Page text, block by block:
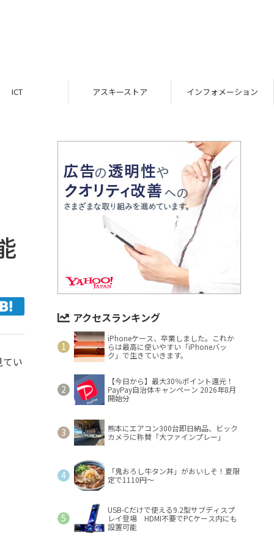
ICT アスキーストア インフォメーション
い
アクセスランキング
iPhoneケース、卒業しました。これか
らは最高に使いやすい「iPhoneバッ
ク」で生きていきます。
【今日から】最大30％ポイント還元！
PayPay自治体キャンペーン 2026年8月
開始分
熊本にエアコン300台即日納品、ビック
カメラに称賛「大ファインプレー」
「鬼おろし牛タン丼」がおいしそ！夏限
定で1110円～
USB-Cだけで使える9.2型サブディスプ
レイ登場 HDMI不要でPCケース内にも
設置可能